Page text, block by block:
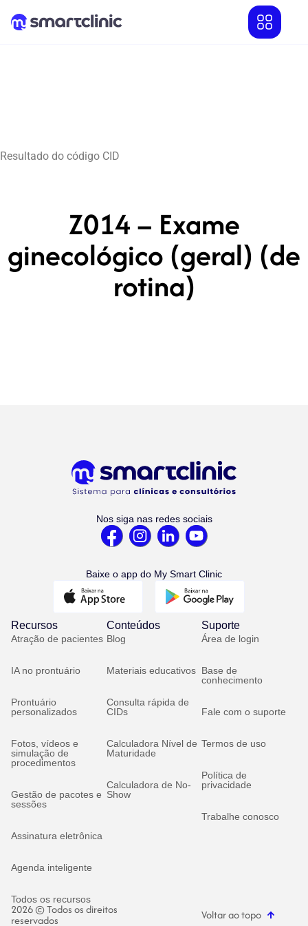
Resultado do código CID
Z014 – Exame
ginecológico (geral) (de
rotina)
Nos siga nas redes sociais
Baixe o app do My Smart Clinic
Recursos
Atração de pacientes
IA no prontuário
Prontuário
personalizados
Fotos, vídeos e
simulação de
procedimentos
Gestão de pacotes e
sessões
Assinatura eletrônica
Agenda inteligente
Todos os recursos
Conteúdos
Blog
Materiais educativos
Consulta rápida de
CIDs
Calculadora Nível de
Maturidade
Calculadora de No-
Show
Suporte
Área de login
Base de
conhecimento
Fale com o suporte
Termos de uso
Política de
privacidade
Trabalhe conosco
2026 © Todos os direitos
reservados Voltar ao topo